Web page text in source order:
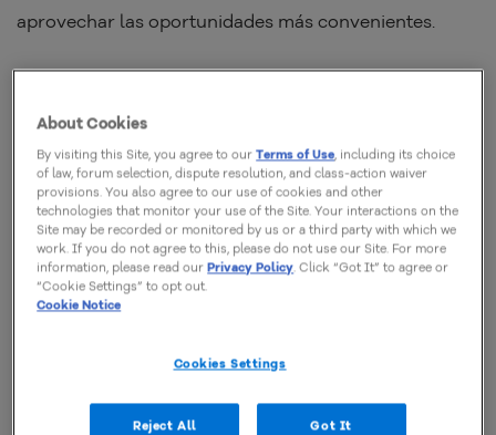
aprovechar las oportunidades más convenientes.
2024?
No hay una fórmula mágica para ahorrar en el Buen
Fin 2024, pero sí puedes realizar algunas acciones y
aplicar ciertas estrategiaspara aprovechar las
mejores oportunidades sin gastar de más.
About Cookies
By visiting this Site, you agree to ourTerms of Use, including its choice
of law, forum selection, dispute resolution, and class-action waiver
provisions. You also agree to our use of cookies and other
technologies that monitor your use of the Site. Your interactions on the
Site may be recorded or monitored by us or a third party with which we
work. If you do not agree to this, please do not use our Site. For more
information, please read ourPrivacy Policy. Click “Got It” to agree or
“Cookie Settings” to opt out.
Cookie Notice
Cookies Settings
Reject All Got It